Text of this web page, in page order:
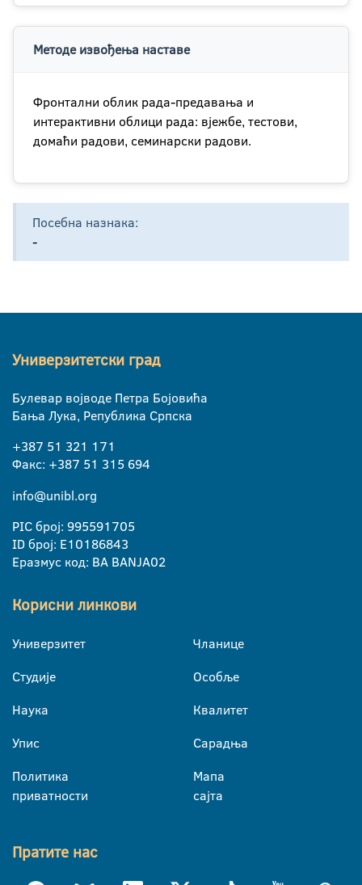
Методе извођења наставе
Фронтални облик рада-предавања и
интерактивни облици рада: вјежбе, тестови,
домаћи радови, семинарски радови.
Посебна назнака:
-
Универзитетски град
Булевар војводе Петра Бојовића
Бања Лука, Република Српска
+387 51 321 171
Факс: +387 51 315 694
info@unibl.org
PIC број: 995591705
ID број: E10186843
Еразмус код: BA BANJA02
Корисни линкови
Универзитет
Студије
Наука
Упис
Политика
приватности
Чланице
Особље
Квалитет
Сарадња
Мапа
сајта
Пратите нас